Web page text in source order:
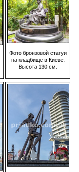
Фото бронзовой статуи
на кладбище в Киеве.
Высота 130 см.